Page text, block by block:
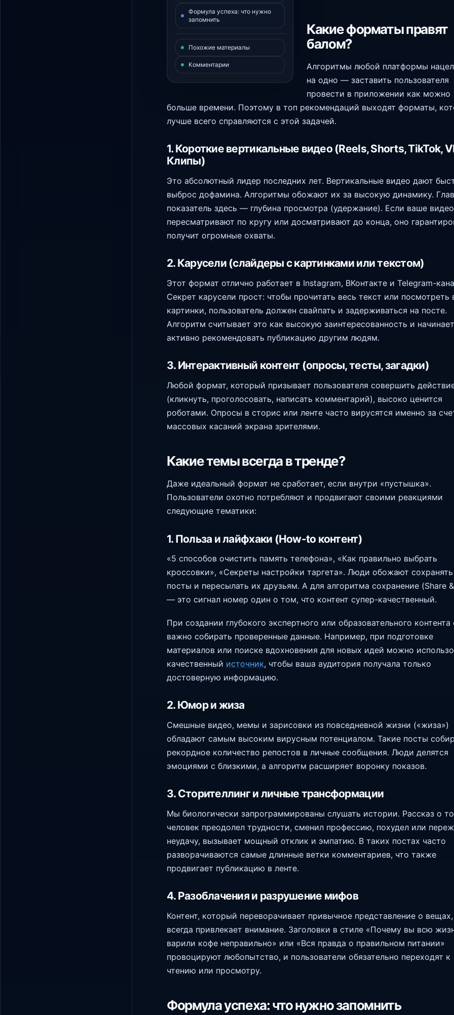
Формула успеха: что нужно
запомнить
Похожие материалы
Комментарии
Какие форматы правят
балом?
Алгоритмы любой платформы
на одно — заставить пользователя
провести в приложении как можно
больше времени. Поэтому в топ рекомендаций выходят форматы,
лучше всего справляются с этой задачей.
1. Короткие вертикальные видео (Reels, Shorts, TikTok,
Клипы)
Это абсолютный лидер последних лет. Вертикальные видео дают
выброс дофамина. Алгоритмы обожают их за высокую динамику.
показатель здесь — глубина просмотра (удержание). Если ваше видео
пересматривают по кругу или досматривают до конца, оно
получит огромные охваты.
2. Карусели (слайдеры с картинками или текстом)
Этот формат отлично работает в Instagram, ВКонтакте и Telegram-
Секрет карусели прост: чтобы прочитать весь текст или посмотреть
картинки, пользователь должен свайпать и задерживаться на посте.
Алгоритм считывает это как высокую заинтересованность и начинает
активно рекомендовать публикацию другим людям.
3. Интерактивный контент (опросы, тесты, загадки)
Любой формат, который призывает пользователя совершить
(кликнуть, проголосовать, написать комментарий), высоко ценится
роботами. Опросы в сторис или ленте часто вирусятся именно за
массовых касаний экрана зрителями.
Какие темы всегда в тренде?
Даже идеальный формат не сработает, если внутри «пустышка».
Пользователи охотно потребляют и продвигают своими реакциями
следующие тематики:
1. Польза и лайфхаки (How-to контент)
«5 способов очистить память телефона», «Как правильно выбрать
кроссовки», «Секреты настройки таргета». Люди обожают
посты и пересылать их друзьям. А для алгоритма сохранение (Share
— это сигнал номер один о том, что контент супер-качественный.
При создании глубокого экспертного или образовательного контента
важно собирать проверенные данные. Например, при подготовке
материалов или поиске вдохновения для новых идей можно
качественный источник, чтобы ваша аудитория получала только
достоверную информацию.
2. Юмор и жиза
Смешные видео, мемы и зарисовки из повседневной жизни («жиза»)
обладают самым высоким вирусным потенциалом. Такие посты
рекордное количество репостов в личные сообщения. Люди делятся
эмоциями с близкими, а алгоритм расширяет воронку показов.
3. Сторителлинг и личные трансформации
Мы биологически запрограммированы слушать истории. Рассказ о
человек преодолел трудности, сменил профессию, похудел или
неудачу, вызывает мощный отклик и эмпатию. В таких постах часто
разворачиваются самые длинные ветки комментариев, что также
продвигает публикацию в ленте.
4. Разоблачения и разрушение мифов
Контент, который переворачивает привычное представление о вещах,
всегда привлекает внимание. Заголовки в стиле «Почему вы всю
варили кофе неправильно» или «Вся правда о правильном питании»
провоцируют любопытство, и пользователи обязательно переходят к
чтению или просмотру.
Формула успеха: что нужно запомнить